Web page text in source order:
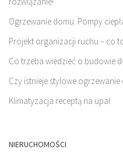
Ogrzewanie domu. Pompy
Projekt organizacji ruchu – co
Co trzeba wiedzieć o budowie
Czy istnieje stylowe ogrzewanie
Klimatyzacja receptą na upał
NIERUCHOMOŚCI